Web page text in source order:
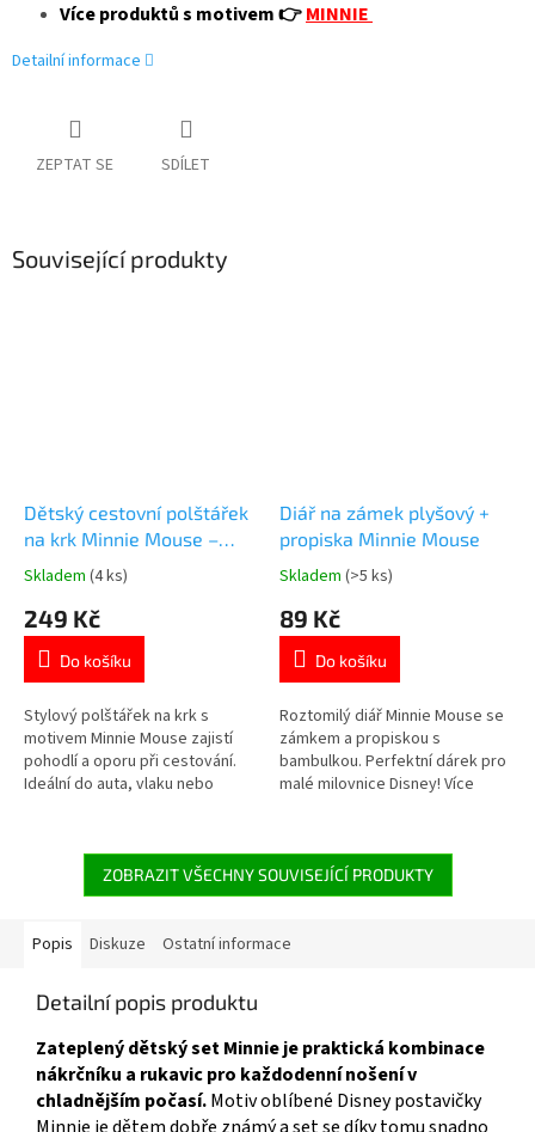
Více produktů s motivem 👉MINNIE
Detailní informace
ZEPTAT SE SDÍLET
Související produkty
Dětský cestovní polštářek
na krk Minnie Mouse –
růžový s puntíky | Disney
Průměrné
produktu
5,0
5
hvězdiček.
Skladem (4 ks)
249 Kč
Do košíku
Stylový polštářek na krk s
motivem Minnie Mouse zajistí
pohodlí a oporu při cestování.
Ideální do auta, vlaku nebo
Diář na zámek plyšový +
propiska Minnie Mouse
Průměrné
produktu
5,0
5
hvězdiček.
Skladem (>5 ks)
89 Kč
Do košíku
Roztomilý diář Minnie Mouse se
zámkem a propiskou s
bambulkou. Perfektní dárek pro
malé milovnice Disney! Více
ZOBRAZIT VŠECHNY SOUVISEJÍCÍ PRODUKTY
Popis Diskuze Ostatní informace
Detailní popis produktu
Zateplený dětský set Minnie je praktická kombinace
nákrčníku a rukavic pro každodenní nošení v
chladnějším počasí.Motiv oblíbené Disney postavičky